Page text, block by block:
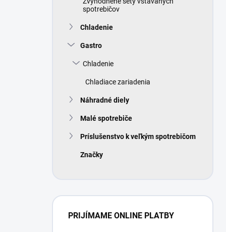
spotrebičov
Chladenie
Gastro
Chladenie
Chladiace zariadenia
Náhradné diely
Malé spotrebiče
Príslušenstvo k veľkým spotrebičom
Značky
PRIJÍMAME ONLINE PLATBY